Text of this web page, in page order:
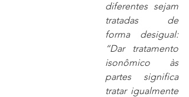
diferentes sejam
tratadas de
forma desigual:
“Dar tratamento
isonômico às
partes significa
tratar igualmente